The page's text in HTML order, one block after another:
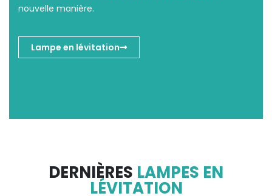
nouvelle manière.​
Lampe en lévitation
DERNIÈRES LAMPES EN
LÉVITATION